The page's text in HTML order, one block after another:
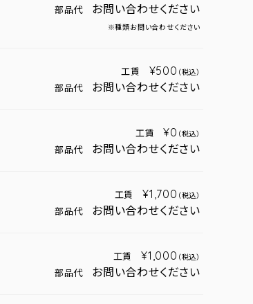
部品代 お問い合わせください
※種類お問い合わせください
工賃 ¥500 （税込）
部品代 お問い合わせください
工賃 ¥0 （税込）
部品代 お問い合わせください
工賃 ¥1,700 （税込）
部品代 お問い合わせください
工賃 ¥1,000 （税込）
部品代 お問い合わせください